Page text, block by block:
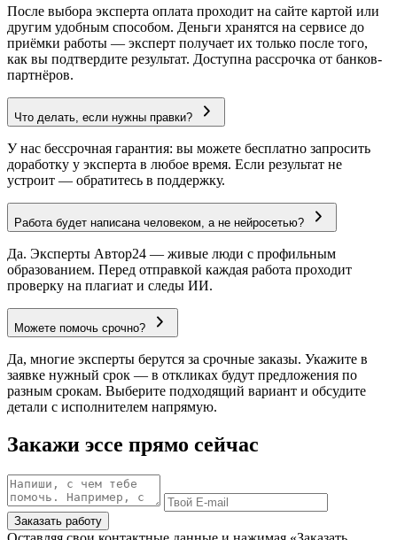
После выбора эксперта оплата проходит на сайте картой или
другим удобным способом. Деньги хранятся на сервисе до
приёмки работы — эксперт получает их только после того,
как вы подтвердите результат. Доступна рассрочка от банков-
партнёров.
Что делать, если нужны правки?
У нас бессрочная гарантия: вы можете бесплатно запросить
доработку у эксперта в любое время. Если результат не
устроит — обратитесь в поддержку.
Работа будет написана человеком, а не нейросетью?
Да. Эксперты Автор24 — живые люди с профильным
образованием. Перед отправкой каждая работа проходит
проверку на плагиат и следы ИИ.
Можете помочь срочно?
Да, многие эксперты берутся за срочные заказы. Укажите в
заявке нужный срок — в откликах будут предложения по
разным срокам. Выберите подходящий вариант и обсудите
детали с исполнителем напрямую.
Закажи эссе прямо сейчас
Заказать работу